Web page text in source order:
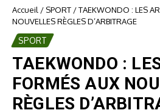
Accueil / SPORT /TAEKWONDO : LES
NOUVELLES RÈGLES D’ARBITRAGE
SPORT
TAEKWONDO :
FORMÉS AUX
RÈGLES